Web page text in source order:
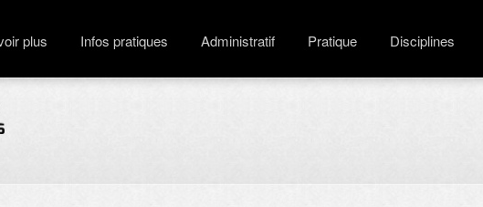
plus Infos pratiques Administratif Pratique Disciplines